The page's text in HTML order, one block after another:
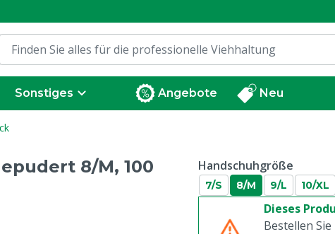
Sonstiges Angebote Neu
8/M, 100
Handschuhgröße
7/S 8/M 9/L 10/XL
Dieses
Bestellen